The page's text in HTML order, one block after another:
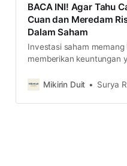
BACA INI! Agar Tahu
Cuan dan Meredam
Dalam Saham
Investasi saham memang
memberikan keuntungan
mendapatkannya kamu
cuan dan meredam risiko
Mikirin Duit Surya